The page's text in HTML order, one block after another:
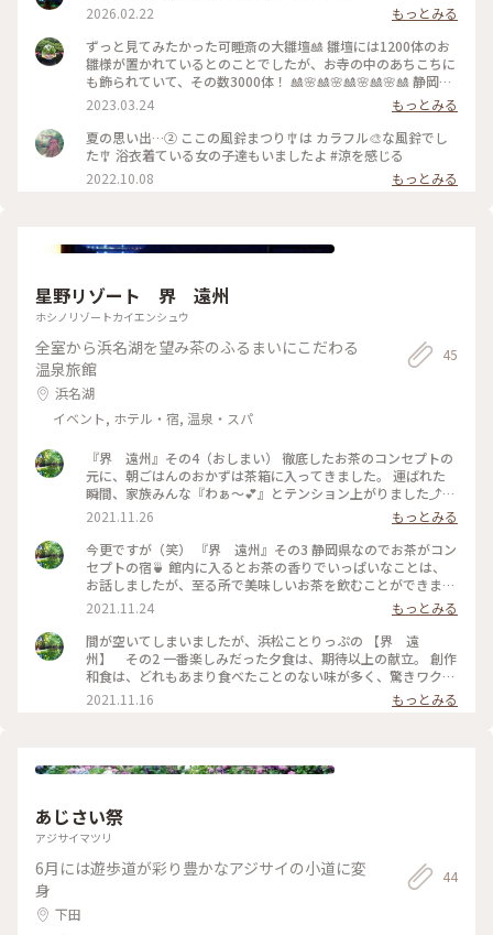
2026.02.22
もっとみる
ずっと見てみたかった可睡斎の大雛壇🎎 雛壇には1200体のお
雛様が置かれているとのことでしたが、お寺の中のあちこちに
も飾られていて、その数3000体！ 🎎🌸🎎🌸🎎🌸🎎🌸🎎 静岡は
徳川家康の隠居の地で、職人さん達が移り住んできた歴史があ
り、雛人形作りが盛んな土地柄でもあります。 #私のことりっ
ぷ旅 #レトロな街 #Myことりっぷ #可睡斎ひな祭り #可睡斎
2023.03.24
もっとみる
夏の思い出…② ここの風鈴まつり🎐は カラフル🎨な風鈴でし
た🎐 浴衣着ている女の子達もいましたよ #涼を感じる
2022.10.08
もっとみる
星野リゾート 界 遠州
ホシノリゾートカイエンシュウ
全室から浜名湖を望み茶のふるまいにこだわる
温泉旅館
浜名湖
イベント, ホテル・宿, 温泉・スパ
45
『界 遠州』その4（おしまい） 徹底したお茶のコンセプトの
元に、朝ごはんのおかずは茶箱に入ってきました。 運ばれた
瞬間、家族みんな『わぁ〜💕』とテンション上がりました⤴️
３枚目の写真でわからないとは思いますが、小鉢の下には沢山
の茶葉が敷き詰めてあります🍵 そして、最高に美味しかったの
は浅利とあおさの浜名湖汁〜😋 幸せな朝でした🎶 朝ごはんの
後は、浜名湖畔を散歩してフラワーパークに行けますし、とて
ものんびり気持ちのいい時間を過ごせる宿でした☺️ #私のこと
りっぷ #家族旅行 #浜名湖 #お茶🍵 #癒しの宿
2021.11.26
もっとみる
今更ですが（笑） 『界 遠州』その3 静岡県なのでお茶がコン
セプトの宿🍵 館内に入るとお茶の香りでいっぱいなことは、
お話しましたが、至る所で美味しいお茶を飲むことができます
😊 星野リゾートの『界』にはトラベルライブラリーがどこに
も有り、旅やご当地にまつわる本を自由に飲み物を飲みながら
読んで休める場所があります📗 遠州のライブラリーには、12
種類のお茶が置いてあり、好きなお茶を選べるティーセラーが
あり、その場で入れて飲むこともでき、茶缶に入れて部屋で飲
むこともできます。 また、家康も飲んでいた出世茶体験ができ
る茶処もあり（２枚目の写真）スタッフの方に教えてもらいな
とても静かで大人のくつろぎ方ができる宿でした☺️ #私のこと
昧 #お腹たぽたぽ
2021.11.24
もっとみる
間が空いてしまいましたが、浜松ことりっぷの 【界 遠
州】 その2 一番楽しみだった夕食は、期待以上の献立。 創作
和食は、どれもあまり食べたことのない味が多く、驚きワクワ
クしながら一つずつゆっくりいただきました😋 フォアグラの
天ぷらは説明書できない食感！ 紅葉鯛とまつたけ、白舞茸の土
事は話も弾みますね🎶 娘がチェックインの時に『旅の目的は
達の夕食担当の方がきちんと受付表を見てくれたようで、デザ
ートを可愛らしいプレートにして持ってきてくれました🎂 心
もてなし
2021.11.16 もっとみる
あじさい祭
アジサイマツリ
6月には遊歩道が彩り豊かなアジサイの小道に変
身
下田
44